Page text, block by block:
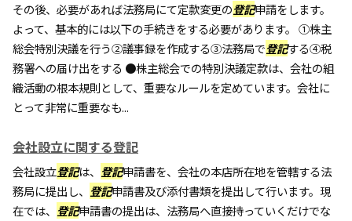
その後、必要があれば法務局にて定款変更の登記申請をします。
よって、基本的には以下の手続きをする必要があります。 ①株主
総会特別決議を行う②議事録を作成する③法務局で登記する④税
務署への届け出をする ●株主総会での特別決議定款は、会社の組
織活動の根本規則として、重要なルールを定めています。会社に
とって非常に重要なも...
会社設立に関する登記
会社設立登記は、 登記申請書を、会社の本店所在地を管轄する法
務局に提出し、 登記申請書及び添付書類を提出して行います。現
在では、 登記申請書の提出は、法務局へ直接持っていくだけでな